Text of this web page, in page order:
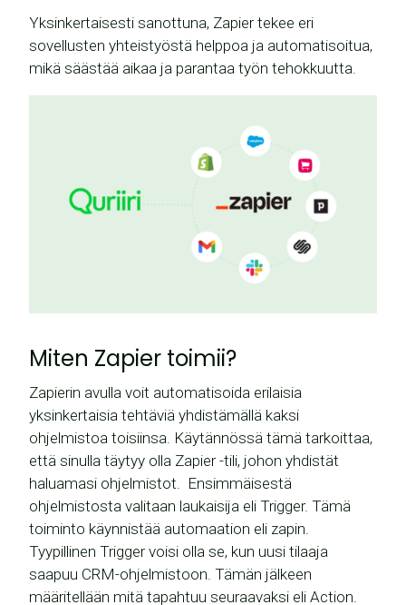
Yksinkertaisesti sanottuna, Zapier tekee eri
sovellusten yhteistyöstä helppoa ja automatisoitua,
mikä säästää aikaa ja parantaa työn tehokkuutta.
Miten Zapier toimii?
Zapierin avulla voit automatisoida erilaisia
yksinkertaisia tehtäviä yhdistämällä kaksi
ohjelmistoa toisiinsa. Käytännössä tämä tarkoittaa,
että sinulla täytyy olla Zapier -tili, johon yhdistät
haluamasi ohjelmistot. Ensimmäisestä
ohjelmistosta valitaan laukaisija eli Trigger. Tämä
toiminto käynnistää automaation eli zapin.
Tyypillinen Trigger voisi olla se, kun uusi tilaaja
saapuu CRM-ohjelmistoon. Tämän jälkeen
määritellään mitä tapahtuu seuraavaksi eli Action.